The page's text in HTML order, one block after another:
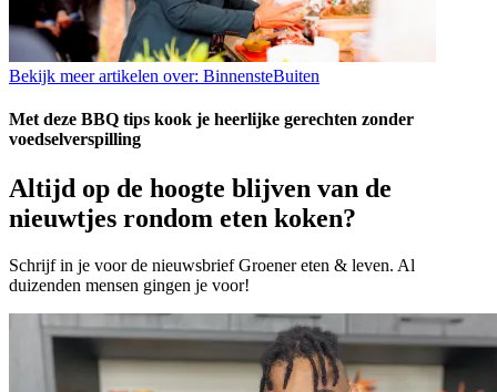
Bekijk meer artikelen over: BinnensteBuiten
Met deze BBQ tips kook je heerlijke gerechten zonder
voedselverspilling
Altijd op de hoogte blijven van de
nieuwtjes rondom eten koken?
Schrijf in je voor de nieuwsbrief Groener eten & leven. Al
duizenden mensen gingen je voor!